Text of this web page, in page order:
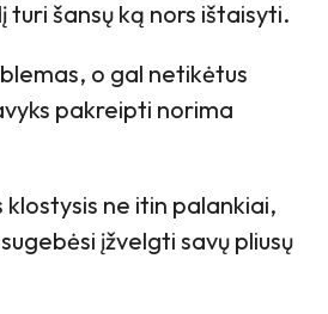
turi šansų ką nors ištaisyti.
o gal netikėtus
pakreipti norima
klostysis ne itin palankiai,
įžvelgti savų pliusų